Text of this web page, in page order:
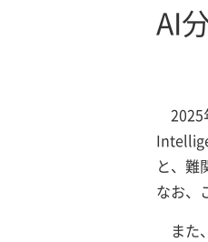
AI
2025
と、難
なお、
また